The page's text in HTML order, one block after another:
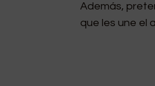
Además,
que les une el